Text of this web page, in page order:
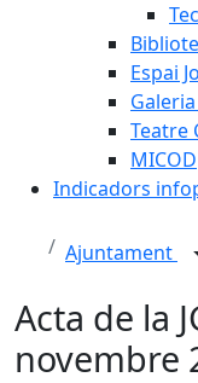
Espai
Teatre
MICOD
Indicadors
Ajuntament
Acta de la
novembre